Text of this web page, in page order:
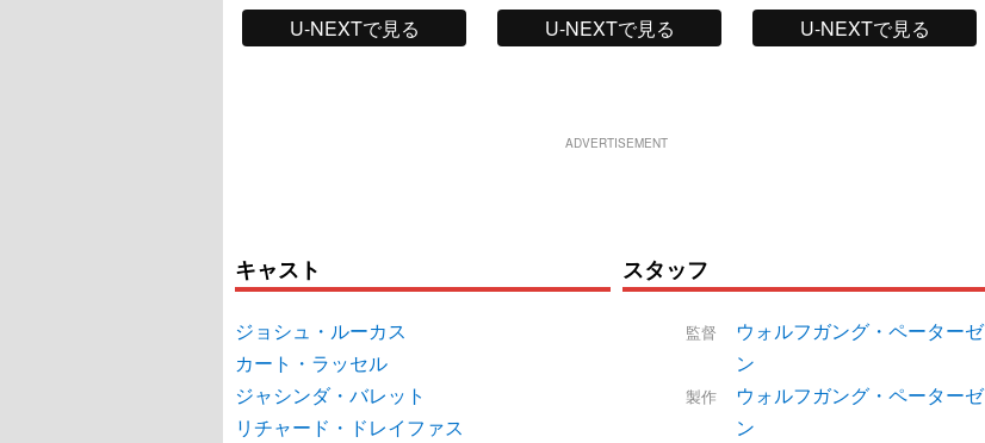
U-NEXTで見る
U-NEXTで見る
U-NEXTで見る
ADVERTISEMENT
キャスト
ジョシュ・ルーカス
カート・ラッセル
ジャシンダ・バレット
リチャード・ドレイファス
スタッフ
監督
ウォルフガング・ペーターゼ
ン
製作
ウォルフガング・ペーターゼ
ン